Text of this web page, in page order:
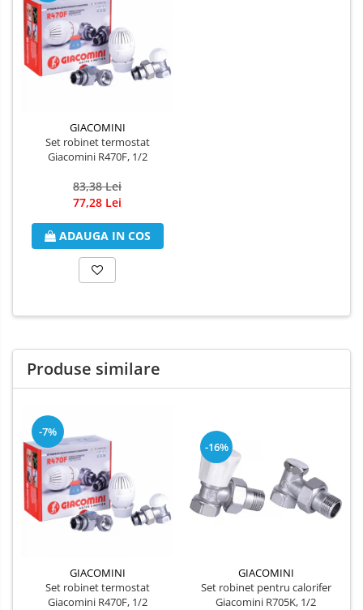
GIACOMINI
Set robinet termostat
Giacomini R470F, 1/2
83,38 Lei
77,28 Lei
ADAUGA IN COS
Produse similare
-7%
GIACOMINI
Set robinet termostat
Giacomini R470F, 1/2
-16%
GIACOMINI
Set robinet pentru calorifer
Giacomini R705K, 1/2